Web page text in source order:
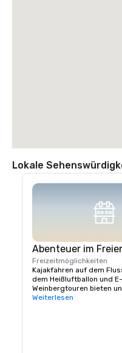
Lokale
Abenteuer im
Freizeitmöglichkeiten
Kajakfahren auf dem
dem Heißluftballon und
Weinbergtouren bieten
Teambuilding- oder
Weiterlesen